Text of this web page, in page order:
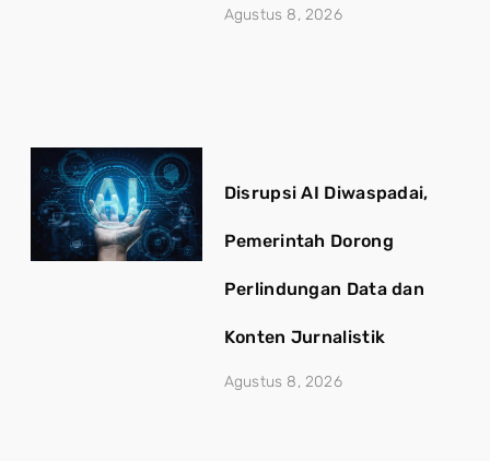
Agustus 8, 2026
Disrupsi AI Diwaspadai,
Pemerintah Dorong
Perlindungan Data dan
Konten Jurnalistik
Agustus 8, 2026